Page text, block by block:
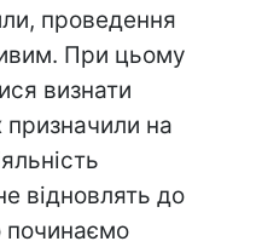
проведення
При цьому
визнати
призначили на
відновлять до
починаємо